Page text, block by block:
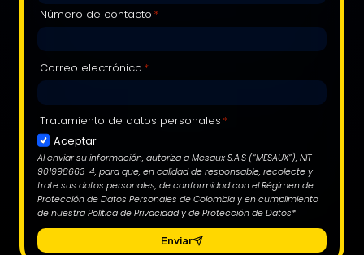
Número de contacto *
Correo electrónico *
Tratamiento de datos personales *
Aceptar
Al enviar su información, autoriza a Mesaux S.A.S (“MESAUX”), NIT
901998663-4, para que, en calidad de responsable, recolecte y
trate sus datos personales, de conformidad con el Régimen de
Protección de Datos Personales de Colombia y en cumplimiento
de nuestra Política de Privacidad y de Protección de Datos*
Enviar